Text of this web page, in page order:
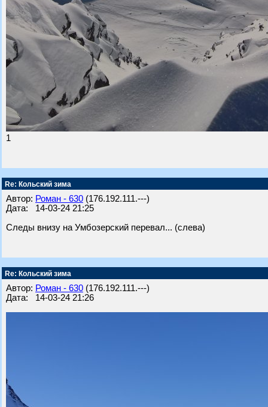
1
Re: Кольский зима
Автор: Роман - 630 (176.192.111.---)
Дата: 14-03-24 21:25
Следы внизу на Умбозерский перевал... (слева)
Re: Кольский зима
Автор: Роман - 630 (176.192.111.---)
Дата: 14-03-24 21:26